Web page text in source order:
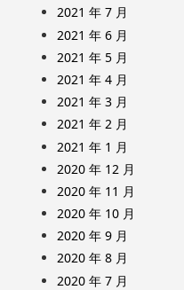
2021 年 7 月
2021 年 6 月
2021 年 5 月
2021 年 4 月
2021 年 3 月
2021 年 2 月
2021 年 1 月
2020 年 12 月
2020 年 11 月
2020 年 10 月
2020 年 9 月
2020 年 8 月
2020 年 7 月